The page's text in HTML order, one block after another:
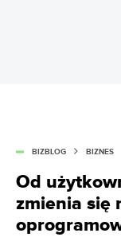
BIZBLOG BIZNES
Od
zmienia się